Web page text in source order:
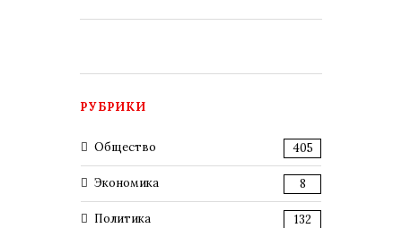
РУБРИКИ
Общество 405
Экономика 8
Политика 132